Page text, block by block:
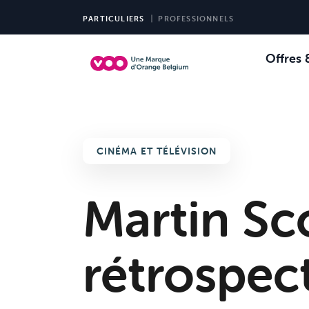
PARTICULIERS PROFESSIONNELS
Offres
CINÉMA ET TÉLÉVISION
Martin